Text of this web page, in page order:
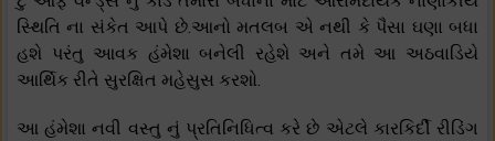
સ્થિતિ ના સંકેત આપે છે.આનો મતલબ એ નથી કે પૈસા ઘણા બધા
હશે પરંતુ આવક હંમેશા બનેલી રહેશે અને તમે આ અઠવાડિયે
આર્થિક રીતે સુરક્ષિત મહેસુસ કરશો.
આ હંમેશા નવી વસ્તુ નું પ્રતિનિધિત્વ કરે છે એટલે કારકિર્દી રીડિંગ